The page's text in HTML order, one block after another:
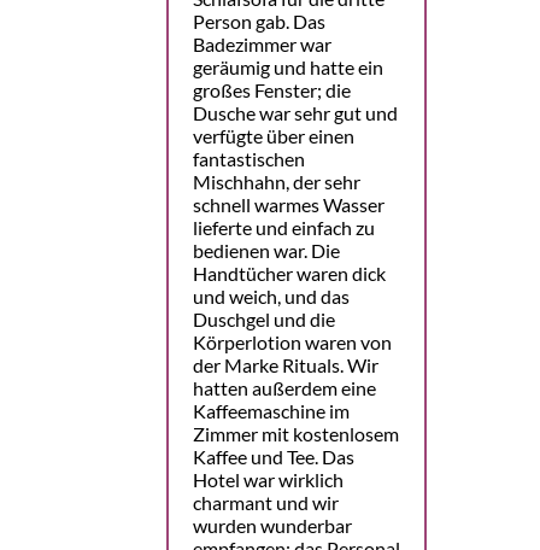
Person gab. Das
Badezimmer war
geräumig und hatte ein
großes Fenster; die
Dusche war sehr gut und
verfügte über einen
fantastischen
Mischhahn, der sehr
schnell warmes Wasser
lieferte und einfach zu
bedienen war. Die
Handtücher waren dick
und weich, und das
Duschgel und die
Körperlotion waren von
der Marke Rituals. Wir
hatten außerdem eine
Kaffeemaschine im
Zimmer mit kostenlosem
Kaffee und Tee. Das
Hotel war wirklich
charmant und wir
wurden wunderbar